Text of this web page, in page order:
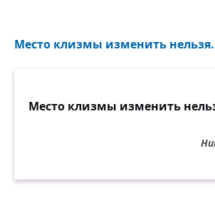
Место клизмы изменить
Место клизмы изменить